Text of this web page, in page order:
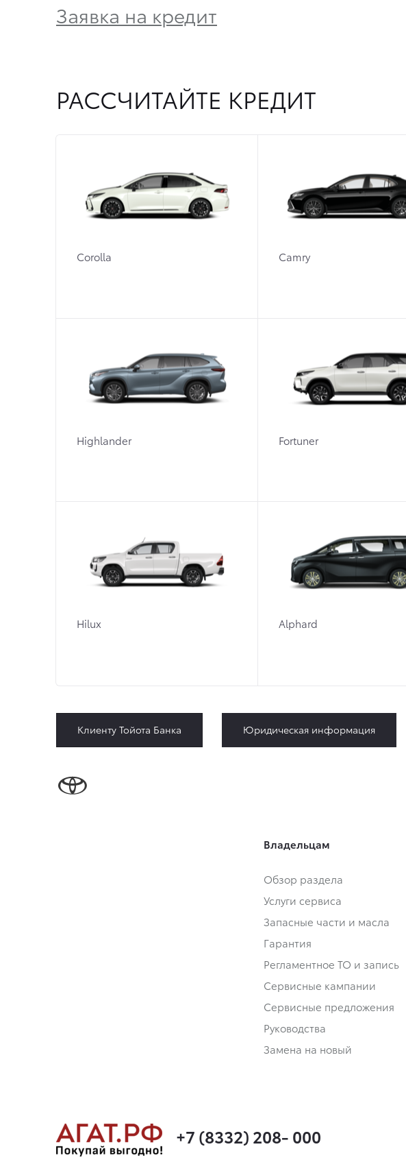
Заявка на кредит
РАССЧИТАЙТЕ КРЕДИТ
Corolla Camry
Highlander Fortuner
Hilux Alphard
Клиенту Тойота Банка Юридическая информация
Владельцам
Обзор раздела
Услуги сервиса
Запасные части и масла
Гарантия
Регламентное ТО и запись
Сервисные кампании
Сервисные предложения
Руководства
Замена на новый
+7 (8332) 208- 000